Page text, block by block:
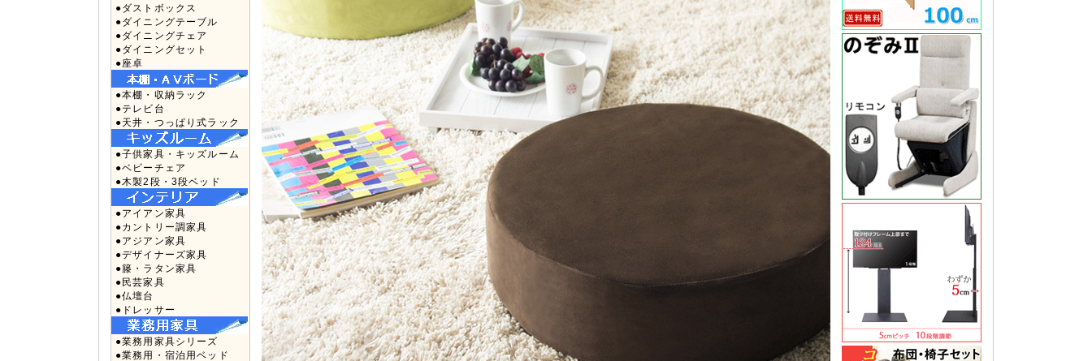
●ダストボックス
●ダイニングテーブル
●ダイニングチェア
●ダイニングセット
●座卓
●本棚・収納ラック
●テレビ台
●天井・つっぱり式ラック
●子供家具・キッズルーム
●ベビーチェア
●木製2段・3段ベッド
●アイアン家具
●カントリー調家具
●アジアン家具
●デザイナーズ家具
●籐・ラタン家具
●民芸家具
●仏壇台
●ドレッサー
●業務用家具シリーズ
●業務用・宿泊用ベッド